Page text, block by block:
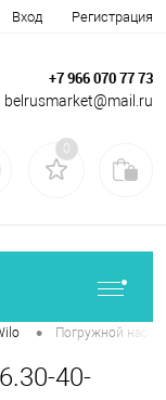
Вход Регистрация
+7 966 070 77 73
belrusmarket@mail.ru
0
• Погружной насос
40-